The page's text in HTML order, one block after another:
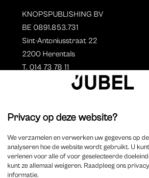
KNOPSPUBLISHING BV
BE 0891.853.731
Sint-Antoniusstraat 22
2200 Herentals
T. 014 73 78 11
Aperçu des auteurs
Devenir auteur ?